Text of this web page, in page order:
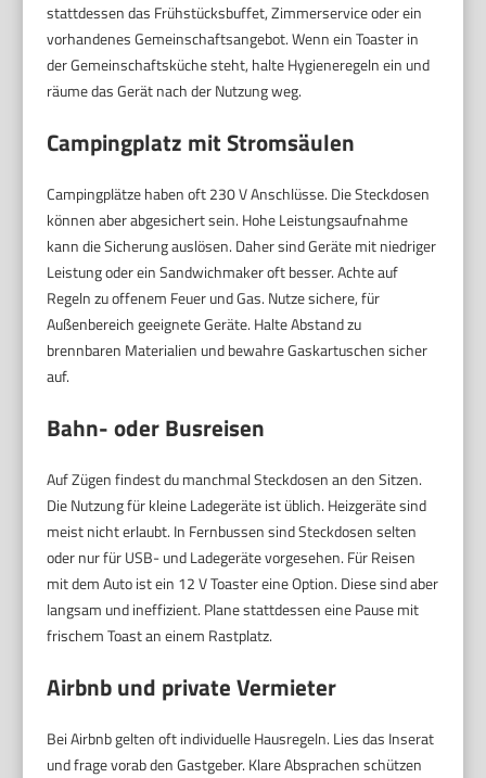
stattdessen das Frühstücksbuffet, Zimmerservice oder ein
vorhandenes Gemeinschaftsangebot. Wenn ein Toaster in
der Gemeinschaftsküche steht, halte Hygieneregeln ein und
räume das Gerät nach der Nutzung weg.
Campingplatz mit Stromsäulen
Campingplätze haben oft 230 V Anschlüsse. Die Steckdosen
können aber abgesichert sein. Hohe Leistungsaufnahme
kann die Sicherung auslösen. Daher sind Geräte mit niedriger
Leistung oder ein Sandwichmaker oft besser. Achte auf
Regeln zu offenem Feuer und Gas. Nutze sichere, für
Außenbereich geeignete Geräte. Halte Abstand zu
brennbaren Materialien und bewahre Gaskartuschen sicher
auf.
Bahn- oder Busreisen
Auf Zügen findest du manchmal Steckdosen an den Sitzen.
Die Nutzung für kleine Ladegeräte ist üblich. Heizgeräte sind
meist nicht erlaubt. In Fernbussen sind Steckdosen selten
oder nur für USB- und Ladegeräte vorgesehen. Für Reisen
mit dem Auto ist ein 12 V Toaster eine Option. Diese sind aber
langsam und ineffizient. Plane stattdessen eine Pause mit
frischem Toast an einem Rastplatz.
Airbnb und private Vermieter
Bei Airbnb gelten oft individuelle Hausregeln. Lies das Inserat
und frage vorab den Gastgeber. Klare Absprachen schützen